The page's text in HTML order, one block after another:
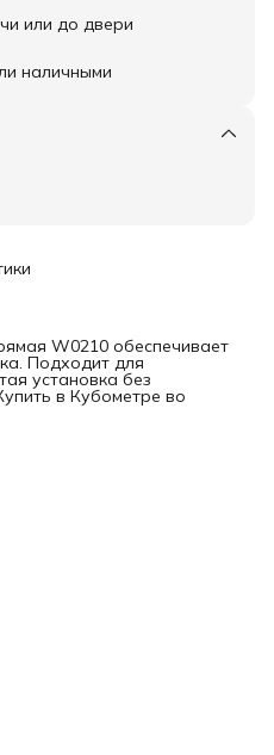
или до двери
наличными
W0210 обеспечивает
Подходит для
установка без
в Кубометре во